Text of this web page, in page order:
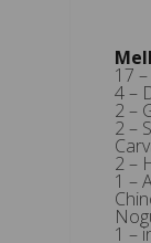
17
4 –
2 –
2 –
2 –
1 –
1 –